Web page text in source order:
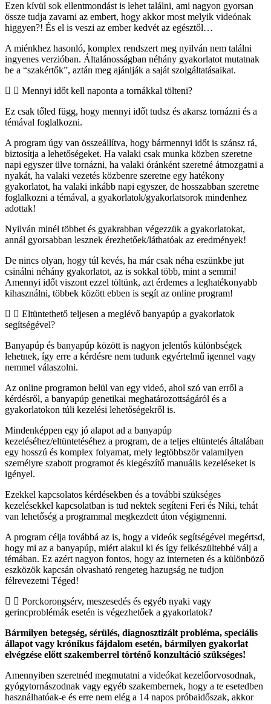
Ezen kívül sok ellentmondást is lehet találni, ami nagyon gyorsan
össze tudja zavarni az embert, hogy akkor most melyik videónak
higgyen?! És el is veszi az ember kedvét az egésztől…
A miénkhez hasonló, komplex rendszert meg nyilván nem találni
ingyenes verzióban. Általánosságban néhány gyakorlatot mutatnak
be a “szakértők”, aztán meg ajánlják a saját szolgáltatásaikat.
Mennyi időt kell naponta a tornákkal tölteni?
Ez csak tőled függ, hogy mennyi időt tudsz és akarsz tornázni és a
témával foglalkozni.
A program úgy van összeállítva, hogy bármennyi időt is szánsz rá,
biztosítja a lehetőségeket. Ha valaki csak munka közben szeretne
napi egyszer ülve tornázni, ha valaki óránként szeretné átmozgatni a
nyakát, ha valaki vezetés közbenre szeretne egy hatékony
gyakorlatot, ha valaki inkább napi egyszer, de hosszabban szeretne
foglalkozni a témával, a gyakorlatok/gyakorlatsorok mindenhez
adottak!
Nyilván minél többet és gyakrabban végezzük a gyakorlatokat,
annál gyorsabban lesznek érezhetőek/láthatóak az eredmények!
De nincs olyan, hogy túl kevés, ha már csak néha eszünkbe jut
csinálni néhány gyakorlatot, az is sokkal több, mint a semmi!
Amennyi időt viszont ezzel töltünk, azt érdemes a leghatékonyabb
kihasználni, többek között ebben is segít az online program!
Eltüntethető teljesen a meglévő banyapúp a gyakorlatok
segítségével?
Banyapúp és banyapúp között is nagyon jelentős különbségek
lehetnek, így erre a kérdésre nem tudunk egyértelmű igennel vagy
nemmel válaszolni.
Az online programon belül van egy videó, ahol szó van erről a
kérdésről, a banyapúp genetikai meghatározottságáról és a
gyakorlatokon túli kezelési lehetőségekről is.
Mindenképpen egy jó alapot ad a banyapúp
kezeléséhez/eltüntetéséhez a program, de a teljes eltüntetés általában
egy hosszú és komplex folyamat, mely legtöbbször valamilyen
személyre szabott programot és kiegészítő manuális kezeléseket is
igényel.
Ezekkel kapcsolatos kérdésekben és a további szükséges
kezelésekkel kapcsolatban is tud nektek segíteni Feri és Niki, tehát
van lehetőség a programmal megkezdett úton végigmenni.
A program célja továbbá az is, hogy a videók segítségével megértsd,
hogy mi az a banyapúp, miért alakul ki és így felkészültebbé válj a
témában. Ez azért nagyon fontos, hogy az interneten és a különböző
eszközök kapcsán olvasható rengeteg hazugság ne tudjon
félrevezetni Téged!
Porckorongsérv, meszesedés és egyéb nyaki vagy
gerincproblémák esetén is végezhetőek a gyakorlatok?
Bármilyen betegség, sérülés, diagnosztizált probléma, speciális
állapot vagy krónikus fájdalom esetén, bármilyen gyakorlat
elvégzése előtt szakemberrel történő konzultáció szükséges!
Amennyiben szeretnéd megmutatni a videókat kezelőorvosodnak,
gyógytornászodnak vagy egyéb szakembernek, hogy a te esetedben
használhatóak-e és erre nem elég a 14 napos próbaidőszak, akkor